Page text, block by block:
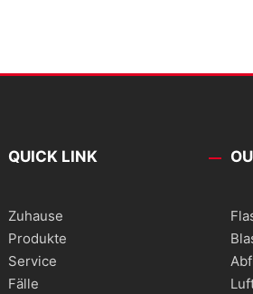
QUICK LINK
Zuhause
Produkte
Service
Fälle